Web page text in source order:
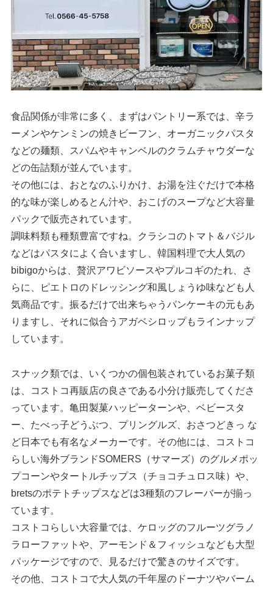
食品関係が非常に多く、まずはパントリー系では、辛ラ
ーメンやケンミンの焼きビーフン、オーガニックパスタ
などの麺類、スパムやキャンベルのクラムチャウダーな
どの缶詰類が並んでいます。
その他には、おとなのふりかけ、お湯を注ぐだけで本格
的な味が楽しめるとん汁や、おこげのスープなど大容量
パックで販売されています。
調味料類も種類豊富ですね。クラシコのトマト＆バジル
などはパスタによく合いますし、韓国料理で大人気の
bibigoからは、贅沢アワビソースやプルコギのたれ、さ
らに、ピエトロのドレッシング和風しょうゆ味なども人
気商品です。振るだけで出来ちゃうパンケーキの元もあ
りますし、それに似合うアガベシロップもラインナップ
しています。
スナック類では、いくつかの個包装されているお菓子類
は、コストコ再販店の良さである小分け販売してくださ
っています。亀田製菓ハッピーターンや、ベビースタ
ー、たべっ子どうぶつ、プリングルズ、おさつどきっ な
ど日本でも有名なメーカーです。その他には、コストコ
らしい海外ブランドSOMERS（サマーズ）のグルメポッ
プコーンやタートルチップス（チョコチュロス味）や、
bretsのポテトチップスなどは3種類のフレーバーが揃っ
ています。
コストコらしい大容量では、ケロッグのフルーツグラノ
ラローファットや、アーモンド＆フィッシュなども大型
パッケージですので、見るだけで驚きのサイズです。
その他、コストコで大人気の千年屋のドーナツやバーム